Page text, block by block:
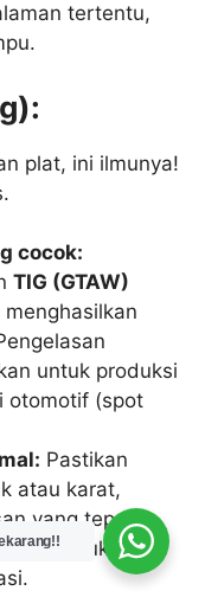
tertentu,
plat, ini ilmunya!
cocok:
TIG (GTAW)
untuk produksi
otomotif (spot
Pastikan
atau karat,
yang tepat,
yang cukup